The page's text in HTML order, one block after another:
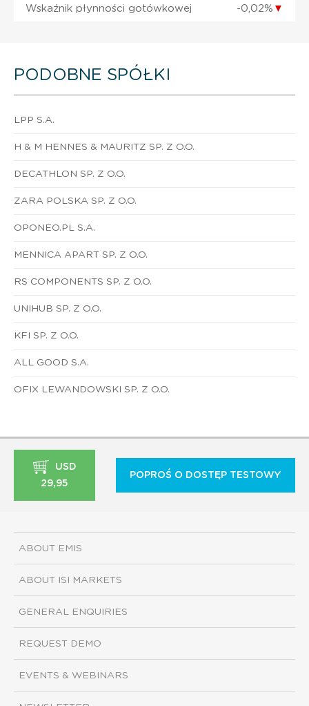
Wskaźnik płynności gotówkowej -0,02% ▼
PODOBNE SPÓŁKI
LPP S.A.
H & M HENNES & MAURITZ SP. Z O.O.
DECATHLON SP. Z O.O.
ZARA POLSKA SP. Z O.O.
OPONEO.PL S.A.
MENNICA APART SP. Z O.O.
RS COMPONENTS SP. Z O.O.
UNIHUB SP. Z O.O.
KFI SP. Z O.O.
ALL GOOD S.A.
OFIX LEWANDOWSKI SP. Z O.O.
USD
29,95
POPROŚ O DOSTĘP TESTOWY
ABOUT EMIS
ABOUT ISI MARKETS
GENERAL ENQUIRIES
REQUEST DEMO
EVENTS & WEBINARS